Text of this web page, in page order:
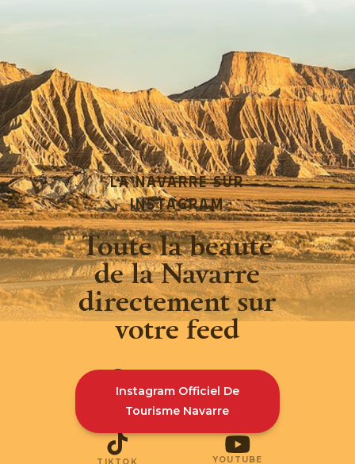
LA NAVARRE SUR
INSTAGRAM
Toute la beauté
de la Navarre
directement sur
votre feed
Instagram Officiel De
Tourisme Navarre
FACEBOOK
@VISITNAVARRA
INSTAGRAM
@VISITNAVARRA
TIKTOK YOUTUBE